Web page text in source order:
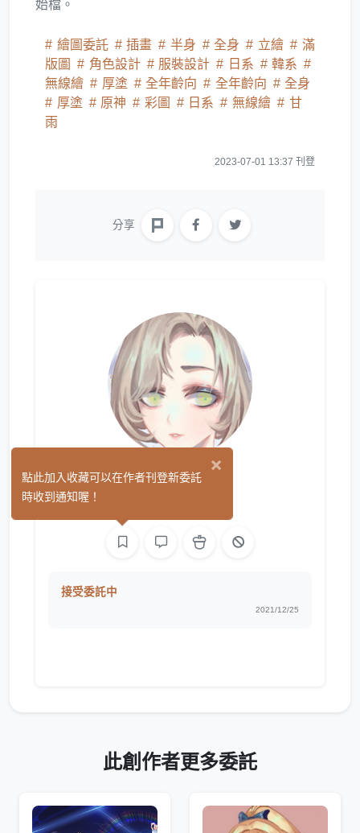
始檔。
繪圖委託 插畫 半身 全身 立繪
滿
版圖
角色設計 服裝設計 日系
韓系
無線繪
厚塗 全年齡向 全年齡向
全身
厚塗
原神 彩圖 日系 無線繪
甘
雨
2023-07-01 13:37 刊登
分享
K.t. (0)
接受委託中
2021/12/25
此創作者更多委託
×
點此加入收藏可以在作者刊登新委託
時收到通知喔！